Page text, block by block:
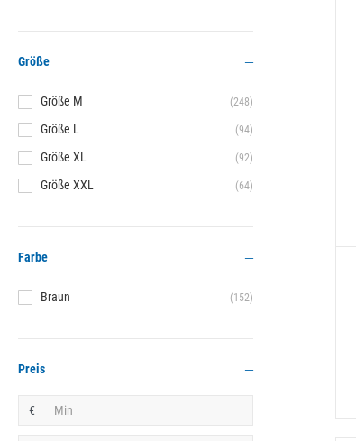
Größe
Größe M (248)
Größe L (94)
Größe XL (92)
Größe XXL (64)
Farbe
Braun (152)
Preis
€